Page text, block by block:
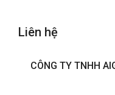
Liên hệ
CÔNG TY TNHH